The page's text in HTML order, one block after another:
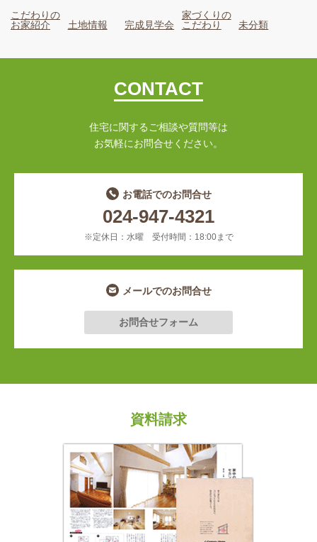
こだわりの
お家紹介
土地情報 完成見学会
家づくりの
こだわり
未分類
CONTACT
住宅に関するご相談や質問等は
お気軽にお問合せください。
お電話でのお問合せ
024-947-4321
※定休日：水曜 受付時間：18:00まで
メールでのお問合せ
お問合せフォーム
資料請求